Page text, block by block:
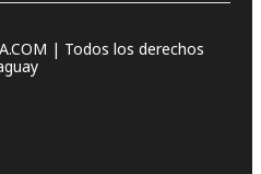
| Todos los derechos